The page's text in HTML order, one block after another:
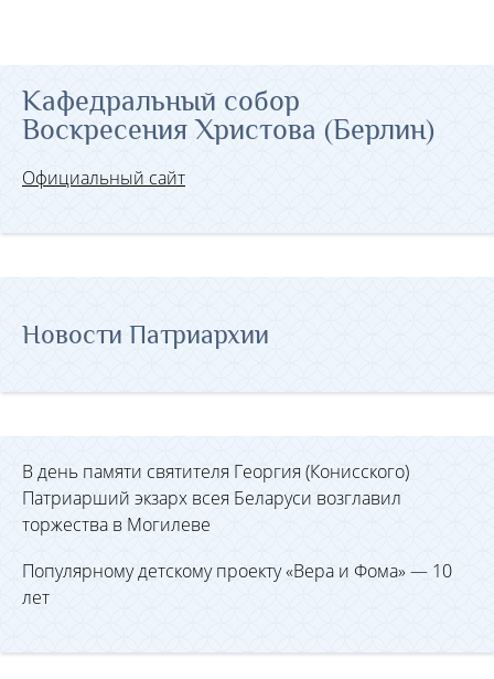
Кафедральный собор
Воскресения Христова (Берлин)
Официальный сайт
Новости Патриархии
В день памяти святителя Георгия (Конисского)
Патриарший экзарх всея Беларуси возглавил
торжества в Могилеве
Популярному детскому проекту «Вера и Фома» — 10
лет